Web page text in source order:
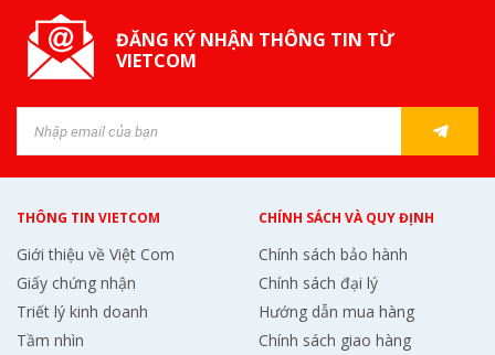
ĐĂNG KÝ NHẬN THÔNG TIN TỪ
VIETCOM
THÔNG TIN VIETCOM
Giới thiệu về Việt Com
Giấy chứng nhận
Triết lý kinh doanh
Tầm nhìn
CHÍNH SÁCH VÀ QUY ĐỊNH
Chính sách bảo hành
Chính sách đại lý
Hướng dẫn mua hàng
Chính sách giao hàng